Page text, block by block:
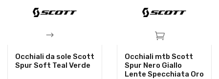
Occhiali da sole Scott
Spur Soft Teal Verde
Occhiali mtb Scott
Spur Nero Giallo
Lente Specchiata Oro